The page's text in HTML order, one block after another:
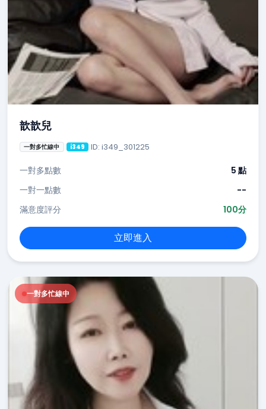
歆歆兒
一對多忙線中 i349 ID: i349_301225
一對多點數
5 點
一對一點數
--
滿意度評分
100分
立即進入
一對多忙線中